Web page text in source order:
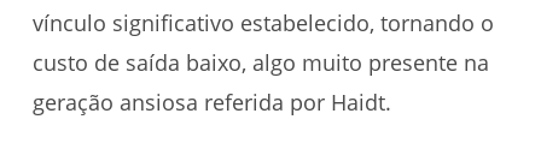
vínculo significativo estabelecido, tornando o
custo de saída baixo, algo muito presente na
geração ansiosa referida por Haidt.